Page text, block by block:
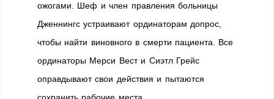
ожогами. Шеф и член правления больницы
Дженнингс устраивают ординаторам допрос,
чтобы найти виновного в смерти пациента. Все
ординаторы Мерси Вест и Сиэтл Грейс
оправдывают свои действия и пытаются